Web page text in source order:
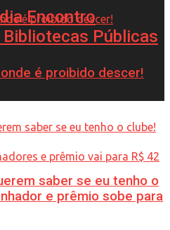
é proibido descer!
saber se eu tenho o
Encontro
Públicas
e prêmio sobe para